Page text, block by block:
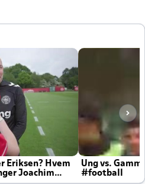
Eriksen? Hvem
Joachim
Ung vs.
#football